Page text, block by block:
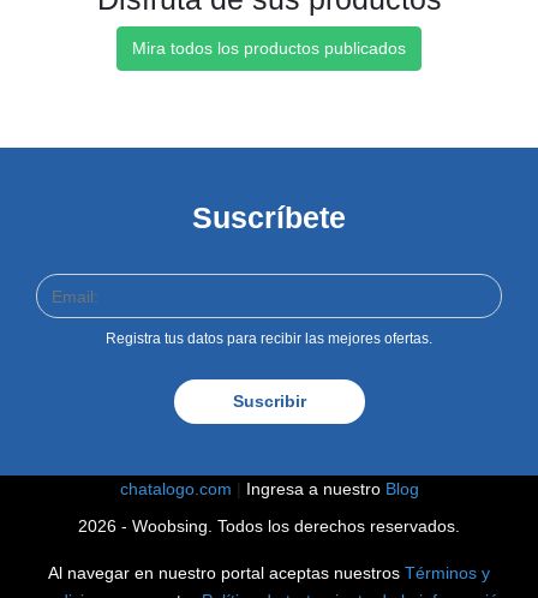
Mira todos los productos publicados
Suscríbete
Suscribir
Registra tus datos para recibir las mejores ofertas.
chatalogo.com | Ingresa a nuestro Blog
2026 - Woobsing. Todos los derechos reservados.
Al navegar en nuestro portal aceptas nuestros Términos y